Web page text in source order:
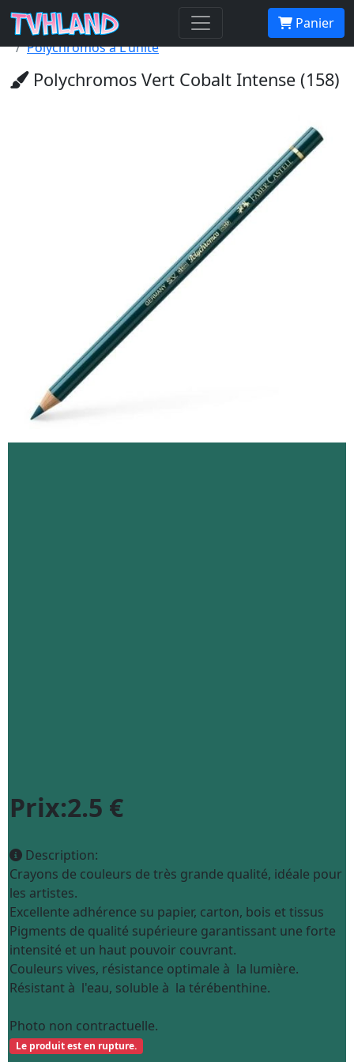
Panier
Accueil Tvhland
Matériel De Dessin
Crayon De Couleur Beaux Arts
Polychromos à L'unité
Polychromos Vert Cobalt Intense (158)
Prix:2.5 €
Description:
Crayons de couleurs de très grande qualité, idéale pour
les artistes.
Excellente adhérence su papier, carton, bois et tissus
Pigments de qualité supérieure garantissant une forte
intensité et un haut pouvoir couvrant.
Couleurs vives, résistance optimale à la lumière.
Résistant à l'eau, soluble à la térébenthine.
Photo non contractuelle.
Le produit est en rupture.